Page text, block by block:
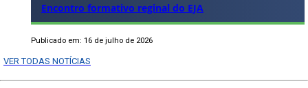
Encontro formativo reginal do EJA
Publicado em: 16 de julho de 2026
VER TODAS NOTÍCIAS